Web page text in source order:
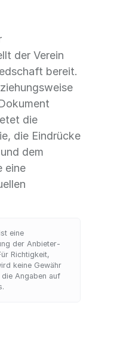
der Verein
bereit.
die
die Eindrücke
dem
eine
eine
der Anbieter-
Richtigkeit,
keine Gewähr
Angaben auf